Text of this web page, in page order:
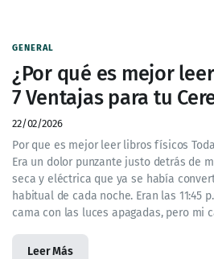
GENERAL
¿Por qué es mejor
7 Ventajas para tu
22/02/2026
Por que es mejor leer libros físicos
Era un dolor punzante justo detrás de
seca y eléctrica que ya se había
habitual de cada noche. Eran las 11:45
cama con las luces apagadas, pero mi
Leer Más